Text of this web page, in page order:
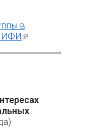
в
(внешняя